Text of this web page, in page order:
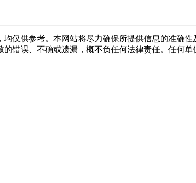
仅供参考。本网站将尽力确保所提供信息的准确
错误、不确或遗漏，概不负任何法律责任。任何